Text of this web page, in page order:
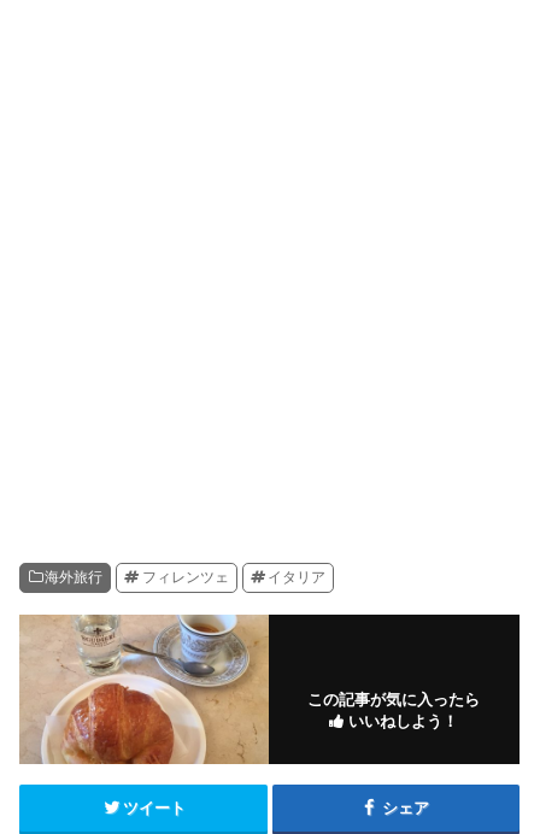
海外旅行 フィレンツェ イタリア
この記事が気に入ったら
いいねしよう！
ツイート シェア